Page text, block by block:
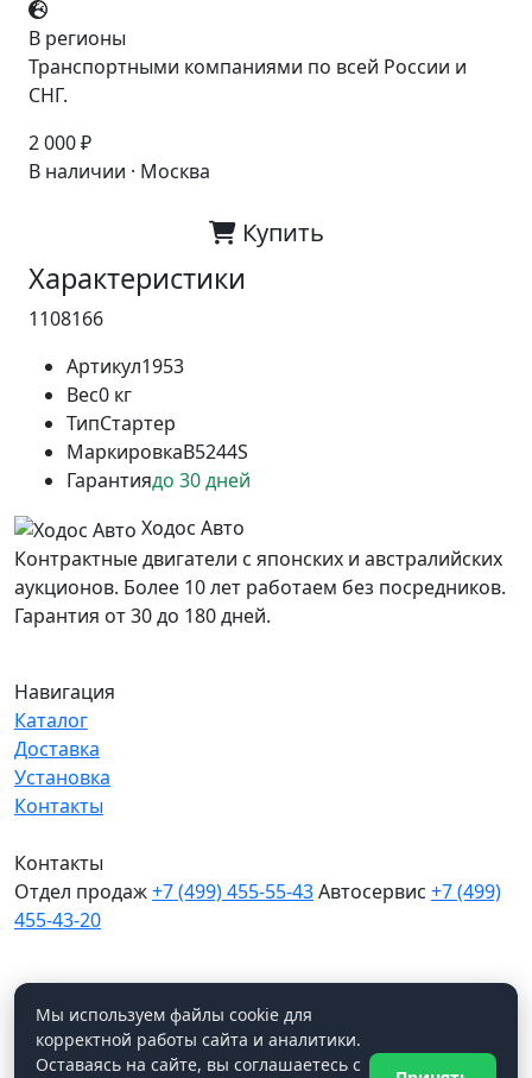
В регионы
Транспортными компаниями по всей России и
СНГ.
2 000 ₽
В наличии · Москва
Купить
Характеристики
1108166
Артикул1953
Вес0 кг
ТипСтартер
МаркировкаB5244S
Гарантиядо 30 дней
Ходос Авто
Контрактные двигатели с японских и австралийских
аукционов. Более 10 лет работаем без посредников.
Гарантия от 30 до 180 дней.
Навигация
Каталог
Доставка
Установка
Контакты
Контакты
Отдел продаж+7 (499) 455-55-43Автосервис +7 (499)
455-43-20
Мы в соцсетях
Мы используем файлы cookie для
корректной работы сайта и аналитики.
Оставаясь на сайте, вы соглашаетесь с